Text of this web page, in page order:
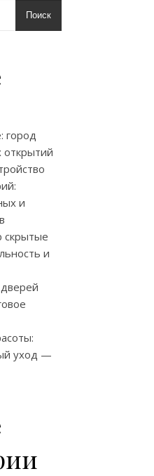
Поиск
город
открытий
и
скрытые
и
уход —